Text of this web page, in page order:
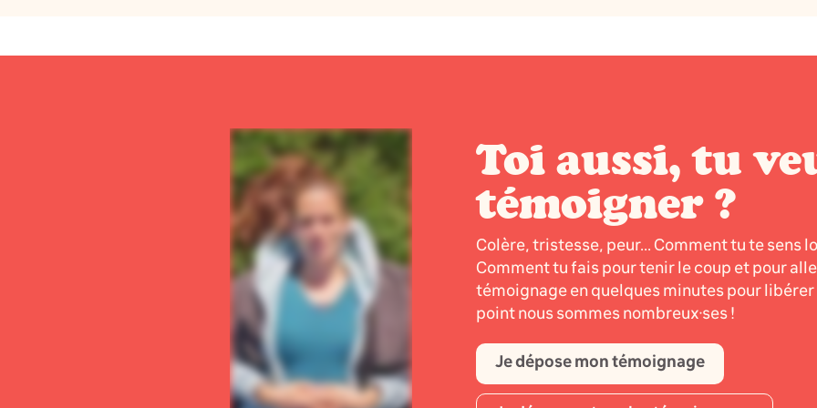
Toi aussi, tu
témoigner ?
Colère, tristesse, peur... Comment tu te sens
Comment tu fais pour tenir le coup et pour
témoignage en quelques minutes pour
point nous sommes nombreux·ses !
Je dépose mon témoignage